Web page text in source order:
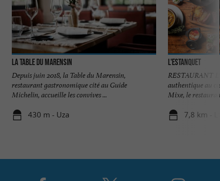
La Table du Marensin
Depuis juin 2018, la Table du Marensin,
restaurant gastronomique cité au Guide
Michelin, accueille les convives ...
430 m - Uza
L'Estanquet
RESTAURANT
authentique au
Mixe, le
7,8 km -